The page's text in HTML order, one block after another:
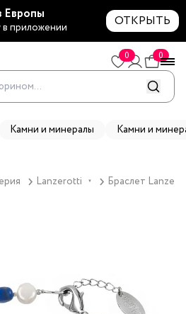
Европы
в приложении ОТКРЫТЬ
0 0
Камни и минералы Камни и
Lanzerotti ▼ Браслет